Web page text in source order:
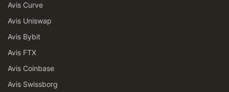
Avis Curve
Avis Uniswap
Avis Bybit
Avis FTX
Avis Coinbase
Avis Swissborg